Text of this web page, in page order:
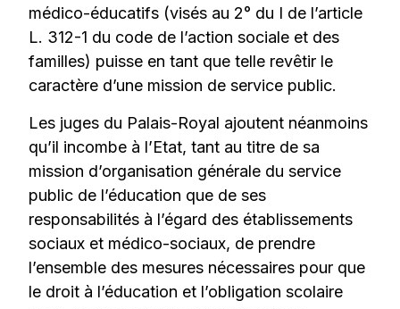
médico-éducatifs (visés au 2° du I de l’article
L. 312-1 du code de l’action sociale et des
familles) puisse en tant que telle revêtir le
caractère d’une mission de service public.
Les juges du Palais-Royal ajoutent néanmoins
qu’il incombe à l’Etat, tant au titre de sa
mission d’organisation générale du service
public de l’éducation que de ses
responsabilités à l’égard des établissements
sociaux et médico-sociaux, de prendre
l’ensemble des mesures nécessaires pour que
le droit à l’éducation et l’obligation scolaire